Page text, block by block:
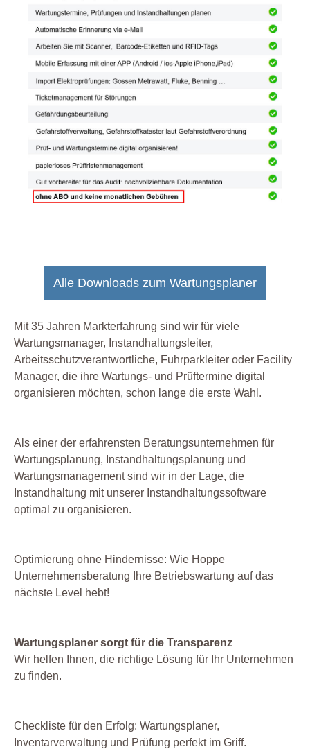
Alle Downloads zum Wartungsplaner
Mit 35 Jahren Markterfahrung sind wir für viele
Wartungsmanager, Instandhaltungsleiter,
Arbeitsschutzverantwortliche, Fuhrparkleiter oder Facility
Manager, die ihre Wartungs- und Prüftermine digital
organisieren möchten, schon lange die erste Wahl.
Als einer der erfahrensten Beratungsunternehmen für
Wartungsplanung, Instandhaltungsplanung und
Wartungsmanagement sind wir in der Lage, die
Instandhaltung mit unserer Instandhaltungssoftware
optimal zu organisieren.
Optimierung ohne Hindernisse: Wie Hoppe
Unternehmensberatung Ihre Betriebswartung auf das
nächste Level hebt!
Wartungsplaner sorgt für die Transparenz
Wir helfen Ihnen, die richtige Lösung für Ihr Unternehmen
zu finden.
Checkliste für den Erfolg: Wartungsplaner,
Inventarverwaltung und Prüfung perfekt im Griff.